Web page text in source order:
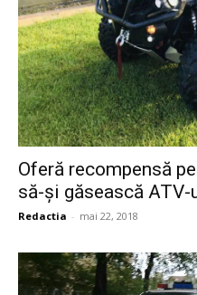
Oferă recompensă
să-şi găsească ATV-
Redactia - mai 22, 2018